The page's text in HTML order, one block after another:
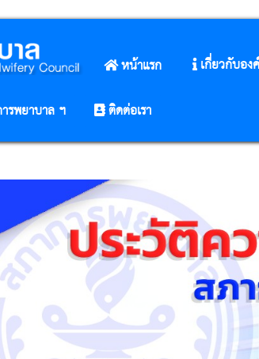
หน้าแรก เกี่ยวกับอง
รพยาบาล ฯ
ติดต่อเรา